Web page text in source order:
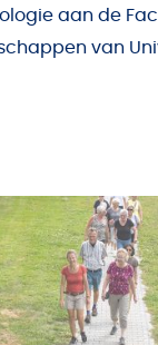
aan de
van